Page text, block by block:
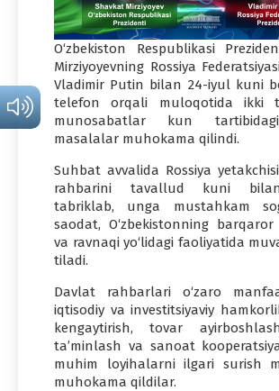
O‘zbekiston Respublikasi
Mirziyoyevning Rossiya
Vladimir Putin bilan 24-iyul kuni
telefon orqali muloqotida ikki
munosabatlar kun
masalalar muhokama qilindi.
Suhbat avvalida Rossiya
rahbarini tavallud kuni
tabriklab, unga mustahkam
saodat, O‘zbekistonning
va ravnaqi yo‘lidagi faoliyatida
tiladi.
Davlat rahbarlari o‘zaro
iqtisodiy va investitsiyaviy
kengaytirish, tovar
ta’minlash va sanoat
muhim loyihalarni ilgari surish
muhokama qildilar.